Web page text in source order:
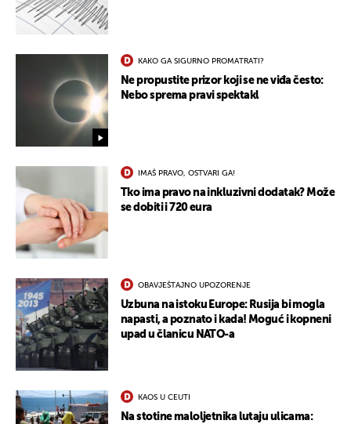
KAKO GA SIGURNO PROMATRATI?
Ne propustite prizor koji se ne viđa često:
Nebo sprema pravi spektakl
IMAŠ PRAVO, OSTVARI GA!
Tko ima pravo na inkluzivni dodatak? Može
se dobiti i 720 eura
OBAVJEŠTAJNO UPOZORENJE
Uzbuna na istoku Europe: Rusija bi mogla
napasti, a poznato i kada! Moguć i kopneni
upad u članicu NATO-a
KAOS U CEUTI
Na stotine maloljetnika lutaju ulicama: